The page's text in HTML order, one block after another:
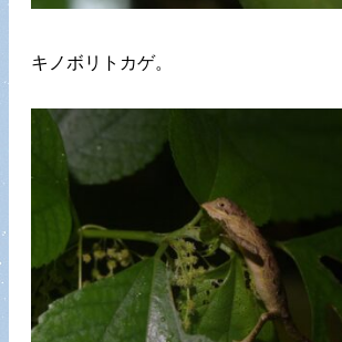
キノボリトカゲ。